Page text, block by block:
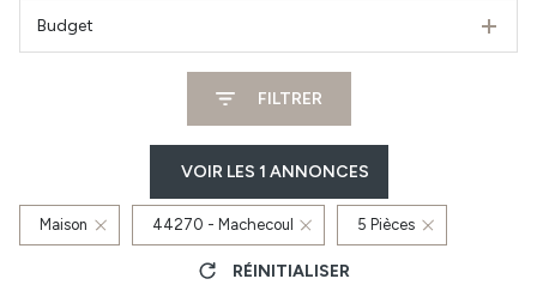
Budget
FILTRER
VOIR LES 1 ANNONCES
Maison 44270 - Machecoul 5 Pièces
RÉINITIALISER